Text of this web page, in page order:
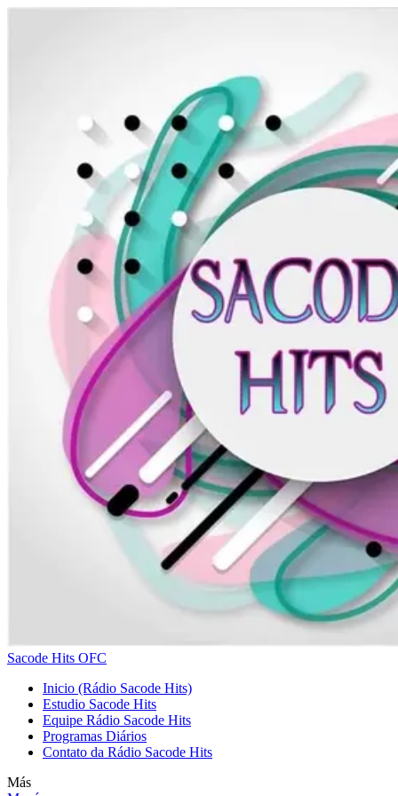
Sacode Hits OFC
Inicio (Rádio Sacode Hits)
Estudio Sacode Hits
Equipe Rádio Sacode Hits
Programas Diários
Contato da Rádio Sacode Hits
Más